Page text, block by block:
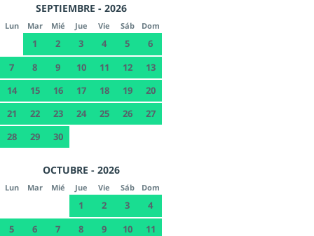
SEPTIEMBRE - 2026
Lun Mar Mié Jue Vie Sáb Dom
1 2 3 4 5
6
7
8 9 10 11 12
13
14
15 16 17 18 19
20
21
22 23 24 25 26
27
28
29 30
OCTUBRE - 2026
Lun Mar Mié Jue Vie Sáb Dom
1 2 3
4
5
6 7 8 9 10
11